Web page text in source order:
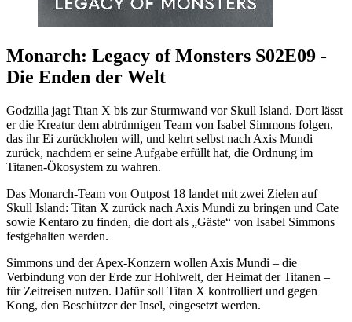
Monarch: Legacy of Monsters S02E09 -
Die Enden der Welt
Godzilla jagt Titan X bis zur Sturmwand vor Skull Island. Dort lässt
er die Kreatur dem abtrünnigen Team von Isabel Simmons folgen,
das ihr Ei zurückholen will, und kehrt selbst nach Axis Mundi
zurück, nachdem er seine Aufgabe erfüllt hat, die Ordnung im
Titanen-Ökosystem zu wahren.
Das Monarch-Team von Outpost 18 landet mit zwei Zielen auf
Skull Island: Titan X zurück nach Axis Mundi zu bringen und Cate
sowie Kentaro zu finden, die dort als „Gäste“ von Isabel Simmons
festgehalten werden.
Simmons und der Apex-Konzern wollen Axis Mundi – die
Verbindung von der Erde zur Hohlwelt, der Heimat der Titanen –
für Zeitreisen nutzen. Dafür soll Titan X kontrolliert und gegen
Kong, den Beschützer der Insel, eingesetzt werden.